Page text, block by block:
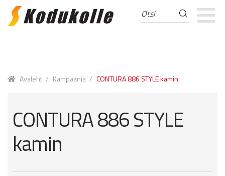
Skip
Skip
Otsi:
Avaleht / Kampaania / CONTURA 886 STYLE kamin
CONTURA 886 STYLE
kamin